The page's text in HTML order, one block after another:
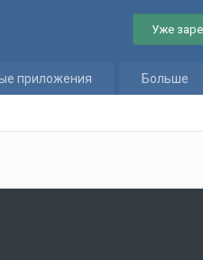
Уже
приложения Больше